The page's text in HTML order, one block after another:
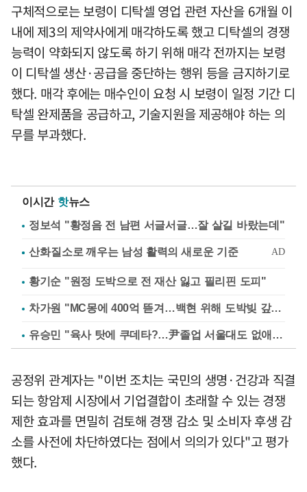
구체적으로는 보령이 디탁셀 영업 관련 자산을 6개월 이
내에 제3의 제약사에게 매각하도록 했고 디탁셀의 경쟁
능력이 약화되지 않도록 하기 위해 매각 전까지는 보령
이 디탁셀 생산·공급을 중단하는 행위 등을 금지하기로
했다. 매각 후에는 매수인이 요청 시 보령이 일정 기간 디
탁셀 완제품을 공급하고, 기술지원을 제공해야 하는 의
무를 부과했다.
이시간 핫뉴스
정보석 "황정음 전 남편 서글서글…잘 살길 바랐는데"
황기순 "원정 도박으로 전 재산 잃고 필리핀 도피"
차가원 "MC몽에 400억 뜯겨…백현 위해 도박빚 갚아줘"
유승민 "육사 탓에 쿠데타?…尹졸업 서울대도 없애나"
공정위 관계자는 "이번 조치는 국민의 생명·건강과 직결
되는 항암제 시장에서 기업결합이 초래할 수 있는 경쟁
제한 효과를 면밀히 검토해 경쟁 감소 및 소비자 후생 감
소를 사전에 차단하였다는 점에서 의의가 있다"고 평가
했다.